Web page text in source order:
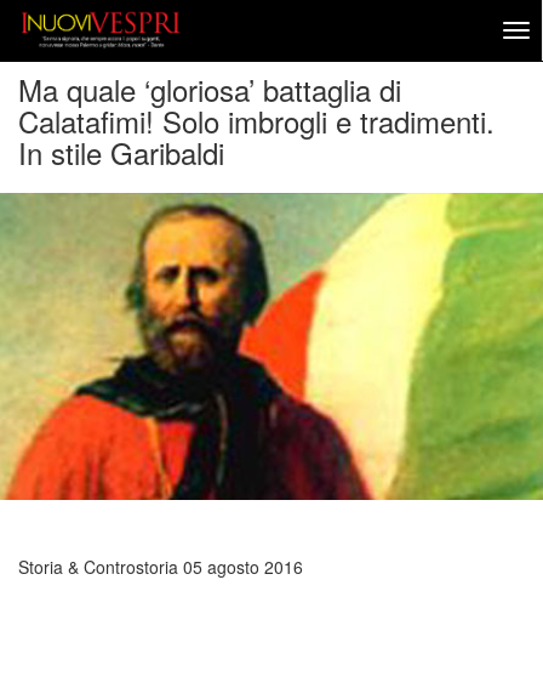
Ma quale ‘gloriosa’ battaglia di
Calatafimi! Solo imbrogli e tradimenti.
In stile Garibaldi
Storia & Controstoria 05 agosto 2016